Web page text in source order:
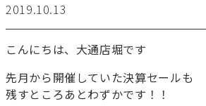
2019.10.13
こんにちは、大通店堀です
先月から開催していた決算セールも
残すところあとわずかです！！